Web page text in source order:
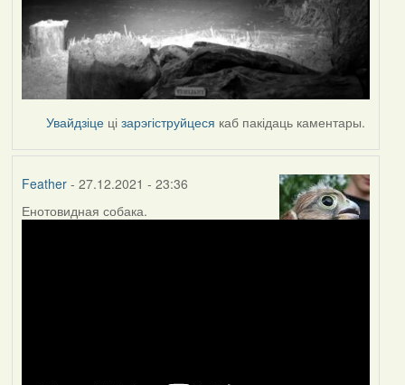
Увайдзіце цізарэгіструйцеся каб пакідаць каментары.
Feather- 27.12.2021 - 23:36
Енотовидная собака.